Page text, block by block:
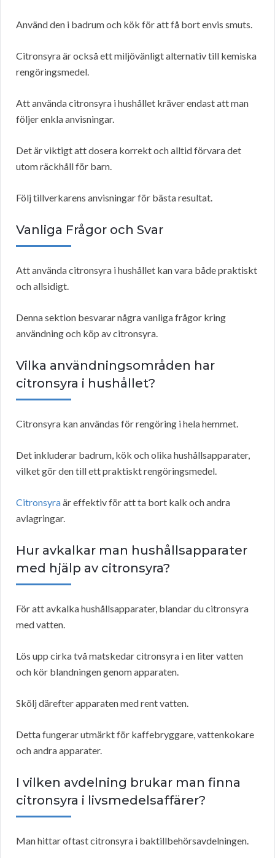
Använd den i badrum och kök för att få bort envis smuts.
Citronsyra är också ett miljövänligt alternativ till kemiska
rengöringsmedel.
Att använda citronsyra i hushållet kräver endast att man
följer enkla anvisningar.
Det är viktigt att dosera korrekt och alltid förvara det
utom räckhåll för barn.
Följ tillverkarens anvisningar för bästa resultat.
Vanliga Frågor och Svar
Att använda citronsyra i hushållet kan vara både praktiskt
och allsidigt.
Denna sektion besvarar några vanliga frågor kring
användning och köp av citronsyra.
Vilka användningsområden har
citronsyra i hushållet?
Citronsyra kan användas för rengöring i hela hemmet.
Det inkluderar badrum, kök och olika hushållsapparater,
vilket gör den till ett praktiskt rengöringsmedel.
Citronsyraär effektiv för att ta bort kalk och andra
avlagringar.
Hur avkalkar man hushållsapparater
med hjälp av citronsyra?
För att avkalka hushållsapparater, blandar du citronsyra
med vatten.
Lös upp cirka två matskedar citronsyra i en liter vatten
och kör blandningen genom apparaten.
Skölj därefter apparaten med rent vatten.
Detta fungerar utmärkt för kaffebryggare, vattenkokare
och andra apparater.
I vilken avdelning brukar man finna
citronsyra i livsmedelsaffärer?
Man hittar oftast citronsyra i baktillbehörsavdelningen.